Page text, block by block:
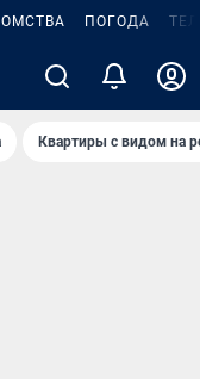
ПОГОДА
Квартиры с видом на